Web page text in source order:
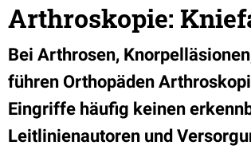
Arthroskopie:
Bei Arthrosen,
führen Orthopäden
Eingriffe häufig keinen
Leitlinienautoren und